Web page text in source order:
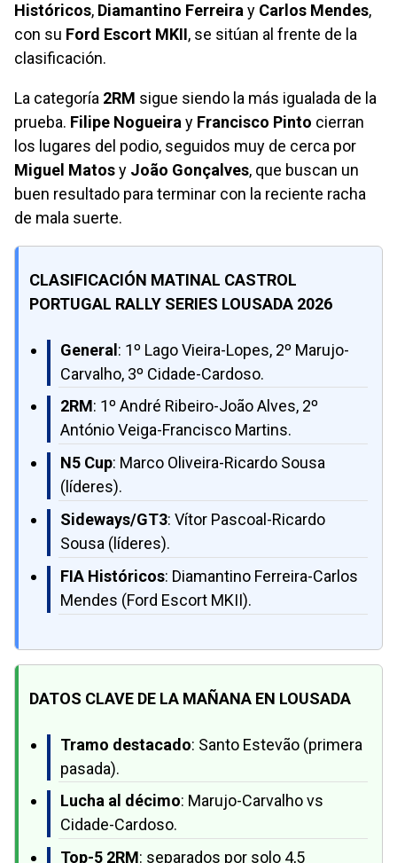
Históricos, Diamantino Ferreira y Carlos Mendes,
con su Ford Escort MKII, se sitúan al frente de la
clasificación.
La categoría 2RM sigue siendo la más igualada de la
prueba. Filipe Nogueira y Francisco Pinto cierran
los lugares del podio, seguidos muy de cerca por
Miguel Matosy João Gonçalves, que buscan un
buen resultado para terminar con la reciente racha
de mala suerte.
CLASIFICACIÓN MATINAL CASTROL
PORTUGAL RALLY SERIES LOUSADA 2026
General: 1º Lago Vieira-Lopes, 2º Marujo-
Carvalho, 3º Cidade-Cardoso.
2RM: 1º André Ribeiro-João Alves, 2º
António Veiga-Francisco Martins.
N5 Cup: Marco Oliveira-Ricardo Sousa
(líderes).
Sideways/GT3: Vítor Pascoal-Ricardo
Sousa (líderes).
FIA Históricos: Diamantino Ferreira-Carlos
Mendes (Ford Escort MKII).
DATOS CLAVE DE LA MAÑANA EN LOUSADA
Tramo destacado: Santo Estevão (primera
pasada).
Lucha al décimo: Marujo-Carvalho vs
Cidade-Cardoso.
Top-5 2RM: separados por solo 4,5